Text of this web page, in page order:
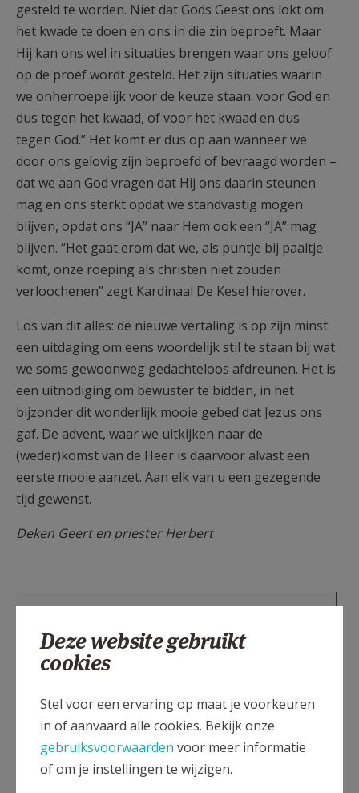
gesteld te worden. Niet dat Gods Geest ons lokt om
het kwade te doen en ons in die zin beproeft. Maar
Hij kan ons wel in situaties brengen waar ons geloof
op de proef wordt gesteld. Het zijn situaties waarin
we onherroepelijk voor de keuze staan: voor God en
dus tegen het kwaad, of voor het kwaad en dus
tegen God.” Het komt er dus op aan wanneer we
door ons gelovig zijn beproefd of bevraagd worden –
dat we aan God vragen dat Hij ons daarin steunen
mag en ons sterkt opdat we standvastig mogen
blijven, opdat ons “JA” naar Hem ook een “JA” mag
blijven. “Het gaat erom dat we, als puntje bij paaltje
komt, onze roeping als christen niet zouden
verloochenen” zegt Kardinaal De Kesel hierover.
Los van dit alles: de nieuwe vertaling is op zijn minst
een uitdaging om eens woordelijk stil te staan bij wat
we soms gewoonweg gedachteloos afdreunen. Het is
een uitnodiging om bewuster te bidden, in het
bijzonder dit wonderlijk mooie gebed dat Jezus ons
gaf. De advent, waar we uitkijken naar de
(weder)komst van de Heer is daarvoor alvast een
eerste mooie aanzet. Aan elk van u een gezegende
tijd gewenst.
Deken Geert en priester Herbert
Deze website gebruikt
cookies
Stel voor een ervaring op maat je voorkeuren
in of aanvaard alle cookies. Bekijk onze
gebruiksvoorwaarden voor meer informatie
of om je instellingen te wijzigen.